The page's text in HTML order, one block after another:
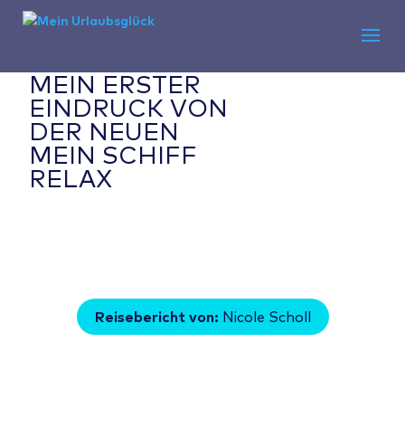
MEIN ERSTER
EINDRUCK VON
DER NEUEN
MEIN SCHIFF
RELAX
Reisebericht von: Nicole Scholl